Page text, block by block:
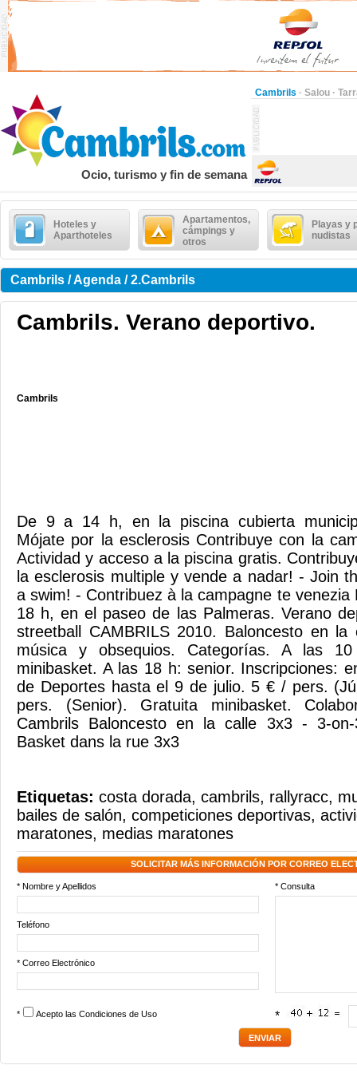
Cambrils · Salou ·
Ocio, turismo y fin de semana
Hoteles y
Aparthoteles
Apartamentos,
cámpings y
otros
Playas y
nudistas
Cambrils / Agenda / 2.Cambrils
Cambrils. Verano deportivo.
Cambrils
De 9 a 14 h, en la piscina cubierta
Mójate por la esclerosis Contribuye con la
Actividad y acceso a la piscina gratis.
la esclerosis multiple y vende a nadar! - Join
a swim! - Contribuez à la campagne te venezia
18 h, en el paseo de las Palmeras. Verano
streetball CAMBRILS 2010. Baloncesto en la
música y obsequios. Categorías. A las
minibasket. A las 18 h: senior. Inscripciones:
de Deportes hasta el 9 de julio. 5 € / pers.
pers. (Senior). Gratuita minibasket.
Cambrils Baloncesto en la calle 3x3 - 3-
Basket dans la rue 3x3
Etiquetas: costa dorada, cambrils, rallyracc,
bailes de salón, competiciones deportivas,
maratones, medias maratones
SOLICITAR MÁS INFORMACIÓN POR CORREO
* Nombre y Apellidos * Consulta
Teléfono
* Correo Electrónico
* Acepto las Condiciones de Uso *